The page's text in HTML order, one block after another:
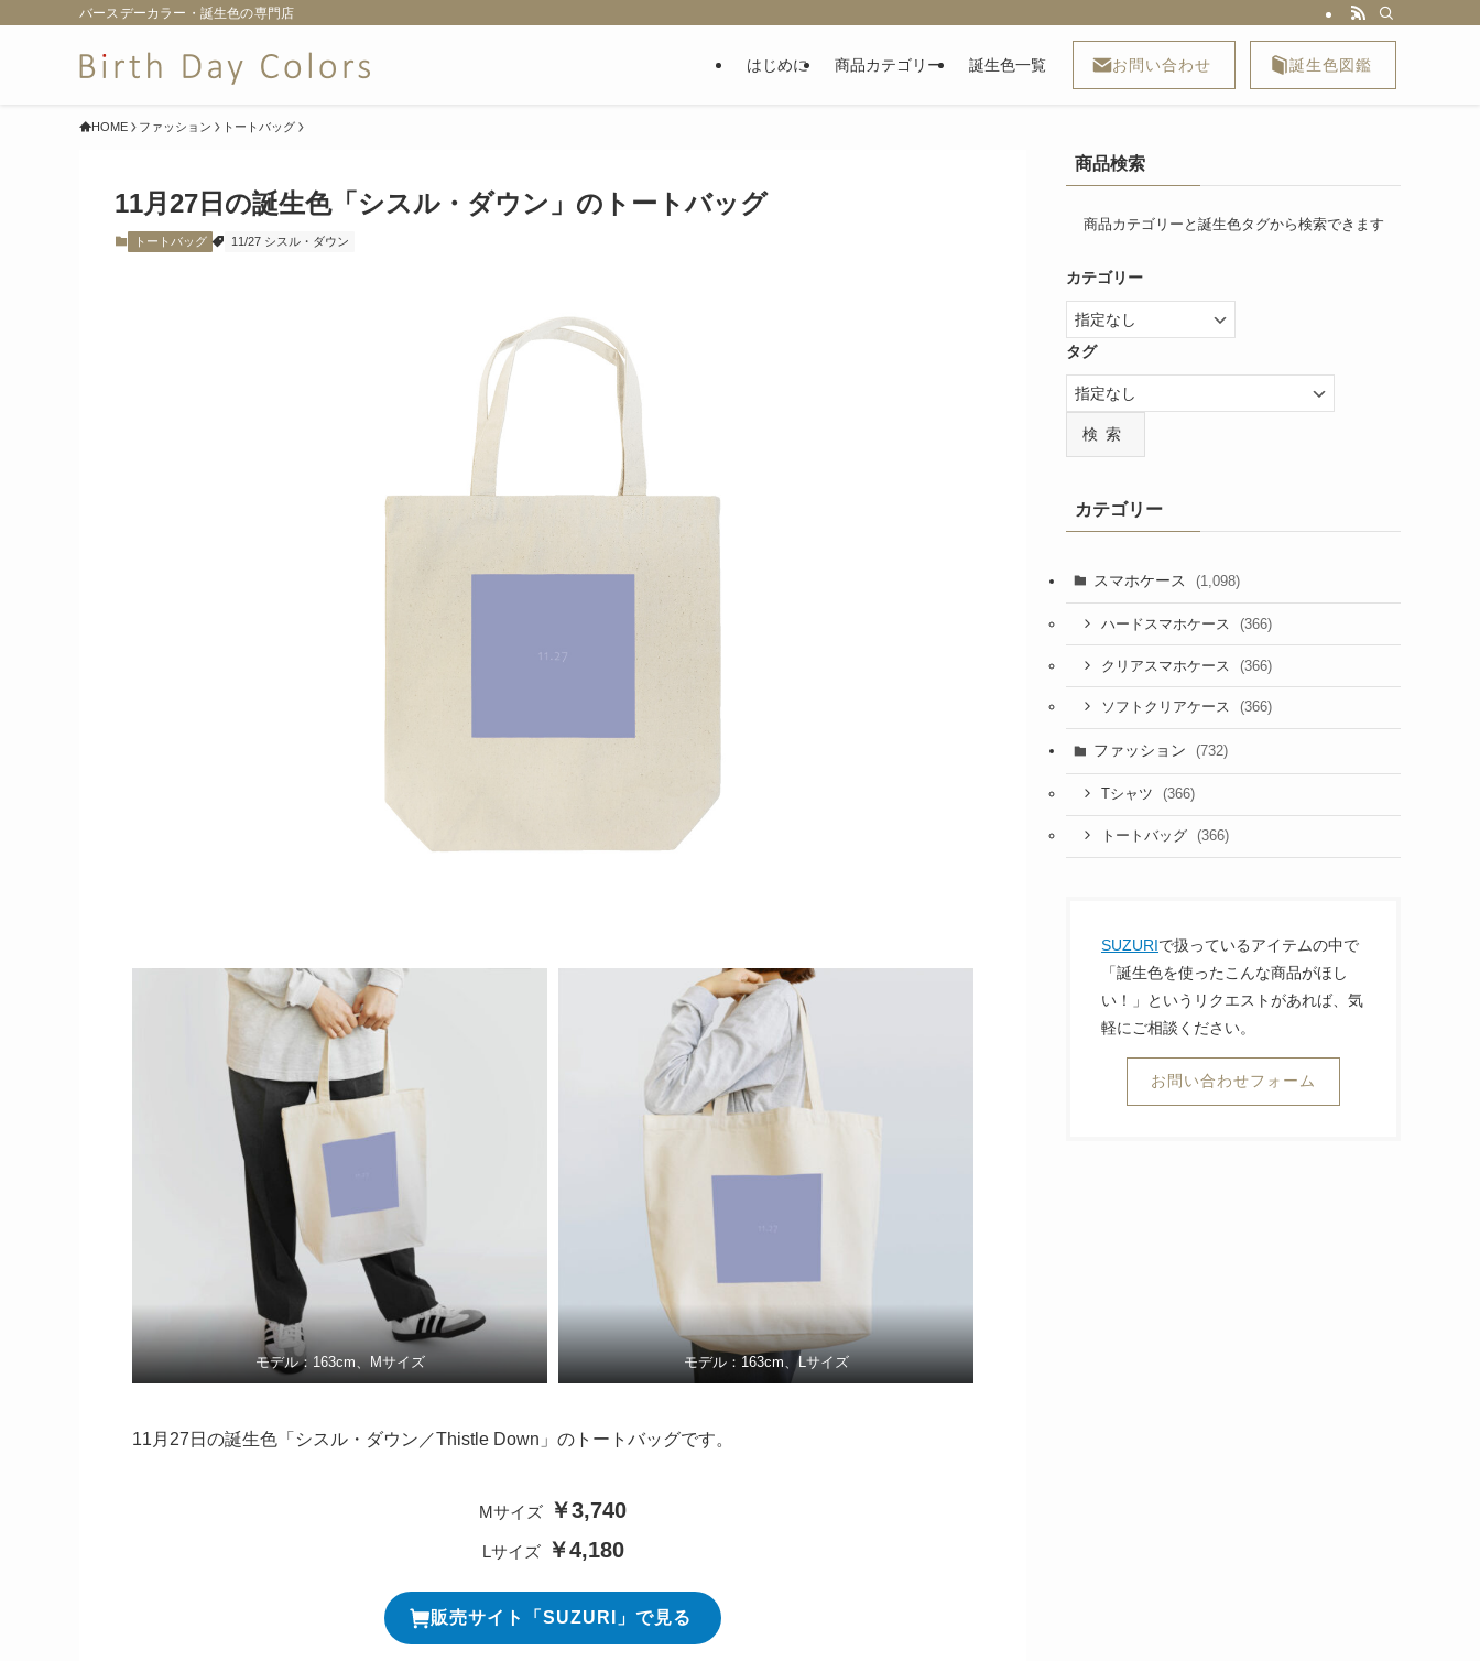
バースデーカラー・誕生色の専門店
はじめに 商品カテゴリー 誕生色一覧 お問い合わせ 誕生色図鑑
HOME ファッション トートバッグ
11月27日の誕生色「シスル・ダウン」のトートバッグ
トートバッグ 11/27 シスル・ダウン
モデル：163cm、Mサイズ モデル：163cm、Lサイズ
11月27日の誕生色「シスル・ダウン／Thistle Down」のトートバッグです。
Mサイズ ￥3,740
Lサイズ ￥4,180
販売サイト「SUZURI」で見る
商品検索
商品カテゴリーと誕生色タグから検索できます
カテゴリー
タグ
検索
カテゴリー
スマホケース (1,098)
ハードスマホケース (366)
クリアスマホケース (366)
ソフトクリアケース (366)
ファッション (732)
Tシャツ (366)
トートバッグ (366)
SUZURIで扱っているアイテムの中で
「誕生色を使ったこんな商品がほし
い！」というリクエストがあれば、気
軽にご相談ください。
お問い合わせフォーム